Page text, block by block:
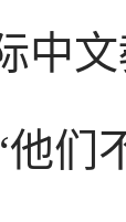
中
他们